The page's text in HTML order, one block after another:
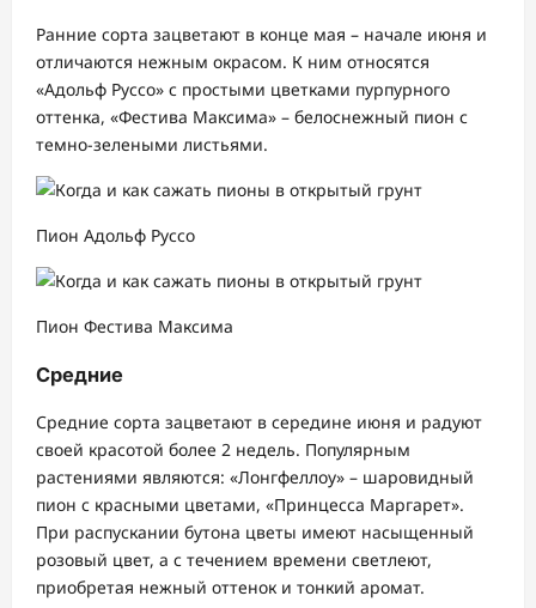
Ранние сорта зацветают в конце мая – начале июня и
отличаются нежным окрасом. К ним относятся
«Адольф Руссо» с простыми цветками пурпурного
оттенка, «Фестива Максима» – белоснежный пион с
темно-зелеными листьями.
Пион Адольф Руссо
Пион Фестива Максима
Средние
Средние сорта зацветают в середине июня и радуют
своей красотой более 2 недель. Популярным
растениями являются: «Лонгфеллоу» – шаровидный
пион с красными цветами, «Принцесса Маргарет».
При распускании бутона цветы имеют насыщенный
розовый цвет, а с течением времени светлеют,
приобретая нежный оттенок и тонкий аромат.